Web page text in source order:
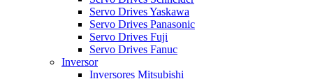
Servo Drives Yaskawa
Servo Drives Panasonic
Servo Drives Fuji
Servo Drives Fanuc
Inversor
Inversores Mitsubishi